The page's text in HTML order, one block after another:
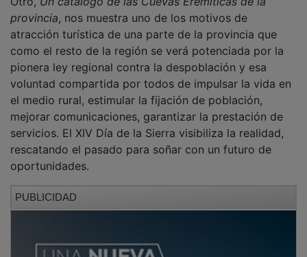
provincia , nos muestra uno de los motivos de
atracción turística de una parte de la provincia que
como el resto de la región se verá potenciada por la
pionera ley regional contra la despoblación y esa
voluntad compartida por todos de impulsar la vida en
el medio rural, estimular la fijación de población,
mejorar comunicaciones, garantizar la prestación de
servicios. El XIV Día de la Sierra visibiliza la realidad,
rescatando el pasado para soñar con un futuro de
oportunidades.